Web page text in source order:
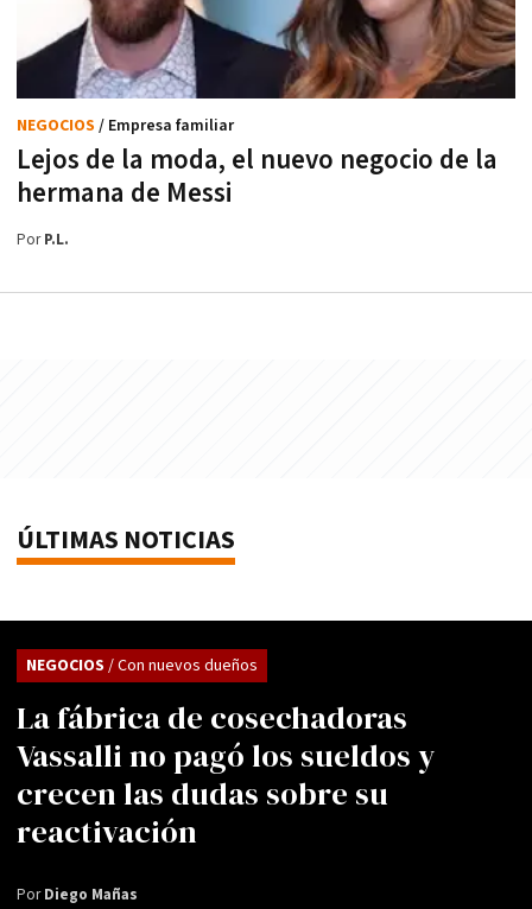
Lejos de la moda, el nuevo negocio de la
hermana de Messi
NEGOCIOS / Empresa familiar
PorP.L.
ÚLTIMAS NOTICIAS
La fábrica de cosechadoras
Vassalli no pagó los sueldos y
crecen las dudas sobre su
reactivación
NEGOCIOS / Con nuevos dueños
PorDiego Mañas